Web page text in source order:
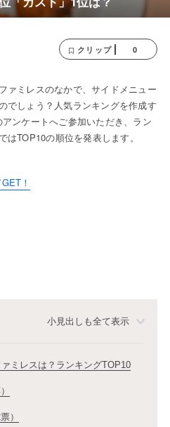
クリップ 0
ァミレスのなかで、サイドメニュー
でしょう？人気ランキングを作成す
ンケートへご参加いただき、ラン
TOP10の順位を発表します。
！
小見出しも全て表示
ミレスは？ランキングTOP10
）